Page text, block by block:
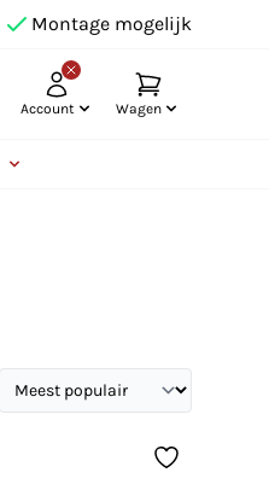
Montage mogelijk
Account Wagen